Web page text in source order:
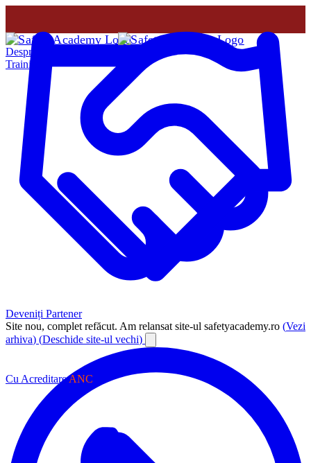
Deveniți Partener
Site nou, complet refăcut. Am relansat site-ul safetyacademy.ro (Vezi
arhiva) (Deschide site-ul vechi)
Despre Noi
Training
Cu AcreditareANC